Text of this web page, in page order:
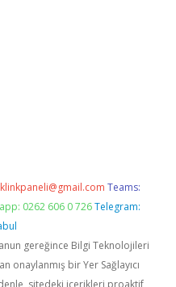
Teams:
0262 606 0 726 Telegram:
gereğince Bilgi Teknolojileri
onaylanmış bir Yer Sağlayıcı
sitedeki içerikleri proaktif